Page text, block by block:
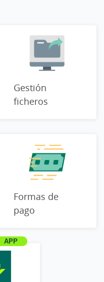
Gestión
ficheros
Formas de
pago